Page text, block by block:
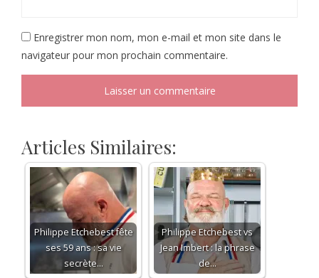
Enregistrer mon nom, mon e-mail et mon site dans le
navigateur pour mon prochain commentaire.
Articles Similaires:
Philippe Etchebest fête
ses 59 ans : sa vie
secrète…
Philippe Etchebest vs
Jean Imbert : la phrase
de…